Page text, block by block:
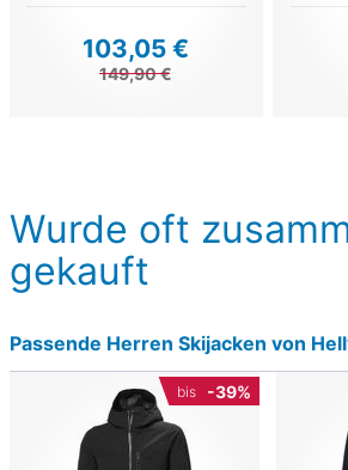
103,05 €
149,90 €
Wurde oft
gekauft
Passende Herren Skijacken von
bis -39%